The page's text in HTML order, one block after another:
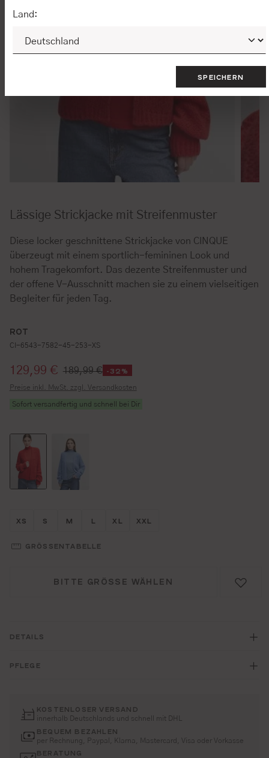
Lässige Strickjacke mit Streifenmuster
Diese locker geschnittene Strickjacke von CINQUE
überzeugt mit einem sportlich-femininen Look und
hohem Tragekomfort. Das dezente Streifenmuster und
der offene V-Ausschnitt machen sie zu einem vielseitigen
Begleiter für jeden Tag.
ROT
CI-6543-7582-45-253-XS
Verkaufspreis:
129,99 € 189,99 € -32%
Preise inkl. MwSt. zzgl. Versandkosten
Sofort versandfertig und schnell bei Dir
Größe wählen
XS Größe wählen
S Größe wählen
M Größe wählen
L Größe wählen
XL Größe wählen
XXL
GRÖSSENTABELLE
BITTE GRÖSSE WÄHLEN
DETAILS
PFLEGE
KOSTENLOSER VERSAND
innerhalb Deutschlands und schnell mit DHL
BEQUEM BEZAHLEN
per Rechnung, Paypal, Klarna, Mastercard, Visa oder Vorkasse
BERATUNG
Land:
SPEICHERN